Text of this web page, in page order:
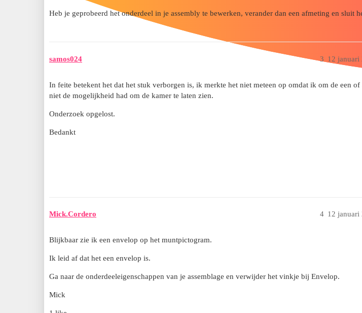
Heb je geprobeerd het onderdeel in je assembly te bewerken, verander dan een afmeting en sluit
samos024 12 januari
3
In feite betekent het dat het stuk verborgen is, ik merkte het niet meteen op omdat ik om de een of
niet de mogelijkheid had om de kamer te laten zien.
Onderzoek opgelost.
Bedankt
Mick.Cordero 12 januari
4
Blijkbaar zie ik een envelop op het muntpictogram.
Ik leid af dat het een envelop is.
Ga naar de onderdeeleigenschappen van je assemblage en verwijder het vinkje bij Envelop.
Mick